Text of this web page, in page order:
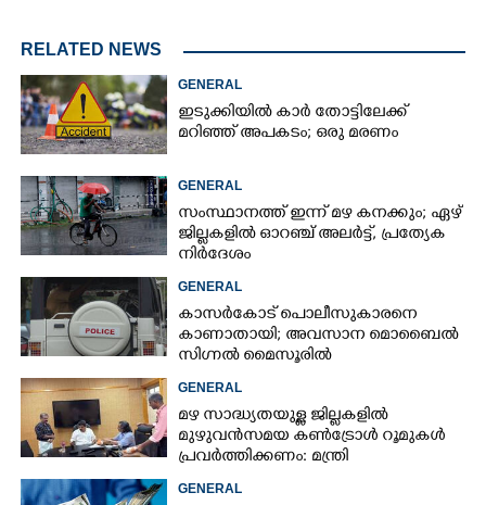
RELATED NEWS
GENERAL
ഇടുക്കിയിൽ കാർ തോട്ടിലേക്ക്
മറിഞ്ഞ് അപകടം; ഒരു മരണം
GENERAL
സംസ്ഥാനത്ത് ഇന്ന് മഴ കനക്കും; ഏഴ്
ജില്ലകളിൽ ഓറഞ്ച് അലർട്ട്, പ്രത്യേക
നിർദേശം
GENERAL
കാസർകോട് പൊലീസുകാരനെ
കാണാതായി; അവസാന മൊബൈൽ
സിഗ്നൽ മൈസൂരിൽ
GENERAL
മഴ സാദ്ധ്യതയുള്ള ജില്ലകളിൽ
മുഴുവൻസമയ കൺട്രോൾ റൂമുകൾ
പ്രവർത്തിക്കണം: മന്ത്രി
GENERAL